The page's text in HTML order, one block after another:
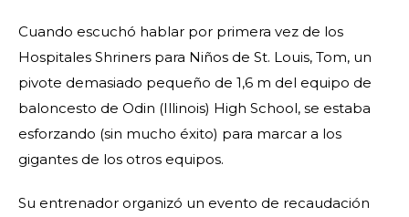
Cuando escuchó hablar por primera vez de los
Hospitales Shriners para Niños de St. Louis, Tom, un
pivote demasiado pequeño de 1,6 m del equipo de
baloncesto de Odin (Illinois) High School, se estaba
esforzando (sin mucho éxito) para marcar a los
gigantes de los otros equipos.
Su entrenador organizó un evento de recaudación